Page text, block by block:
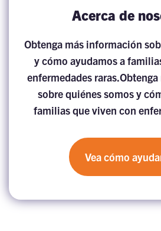
Acerca de
Obtenga más información
y cómo ayudamos a
enfermedades
sobre quiénes somos y
familias que viven con
Vea cómo